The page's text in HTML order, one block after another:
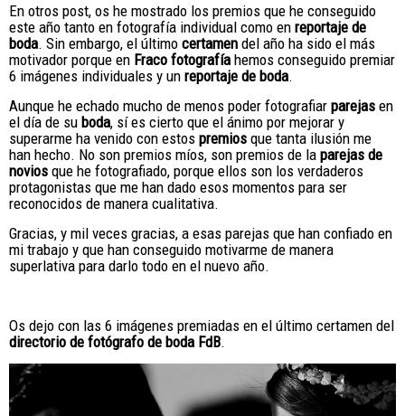
En otros post, os he mostrado los premios que he conseguido
este año tanto en fotografía individual como en reportaje de
boda. Sin embargo, el último certamen del año ha sido el más
motivador porque en Fraco fotografía hemos conseguido premiar
6 imágenes individuales y un reportaje de boda.
Aunque he echado mucho de menos poder fotografiar parejas en
el día de su boda, sí es cierto que el ánimo por mejorar y
superarme ha venido con estos premios que tanta ilusión me
han hecho. No son premios míos, son premios de la parejas de
novios que he fotografiado, porque ellos son los verdaderos
protagonistas que me han dado esos momentos para ser
reconocidos de manera cualitativa.
Gracias, y mil veces gracias, a esas parejas que han confiado en
mi trabajo y que han conseguido motivarme de manera
superlativa para darlo todo en el nuevo año.
Os dejo con las 6 imágenes premiadas en el último certamen del
directorio de fotógrafo de boda FdB.